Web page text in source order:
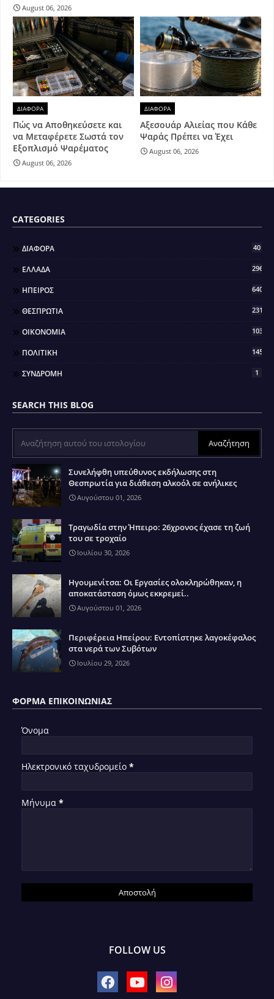
August 06, 2026
ΔΙΑΦΟΡΑ
Πώς να Αποθηκεύσετε και
να Μεταφέρετε Σωστά τον
Εξοπλισμό Ψαρέματος
August 06, 2026
ΔΙΑΦΟΡΑ
Αξεσουάρ Αλιείας που Κάθε
Ψαράς Πρέπει να Έχει
August 06, 2026
CATEGORIES
ΔΙΑΦΟΡΑ 40
ΕΛΛΑΔΑ 296
ΗΠΕΙΡΟΣ 640
ΘΕΣΠΡΩΤΙΑ 2318
ΟΙΚΟΝΟΜΙΑ 103
ΠΟΛΙΤΙΚΗ 145
ΣΥΝΔΡΟΜΗ 1
SEARCH THIS BLOG
Συνελήφθη υπεύθυνος εκδήλωσης στη
Θεσπρωτία για διάθεση αλκοόλ σε ανήλικες
Αυγούστου 01, 2026
Τραγωδία στην Ήπειρο: 26χρονος έχασε τη ζωή
του σε τροχαίο
Ιουλίου 30, 2026
Ηγουμενίτσα: Οι Εργασίες ολοκληρώθηκαν, η
αποκατάσταση όμως εκκρεμεί..
Αυγούστου 01, 2026
Περιφέρεια Ηπείρου: Εντοπίστηκε λαγοκέφαλος
στα νερά των Συβότων
Ιουλίου 29, 2026
ΦΌΡΜΑ ΕΠΙΚΟΙΝΩΝΊΑΣ
Όνομα
Ηλεκτρονικό ταχυδρομείο *
Μήνυμα *
FOLLOW US